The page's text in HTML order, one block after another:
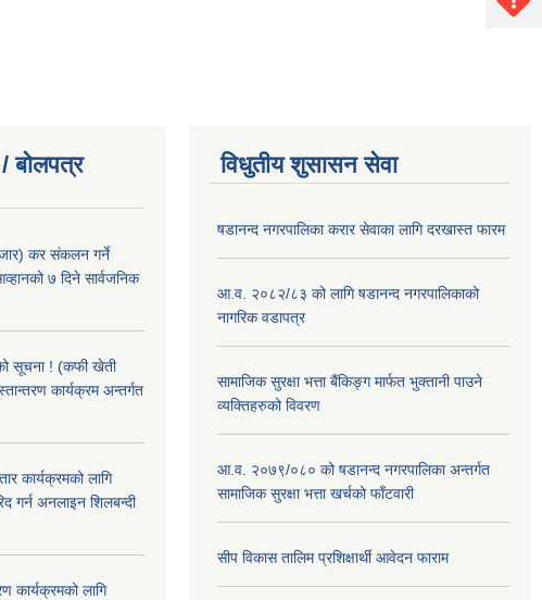
बोलपत्र
कर संकलन गर्ने
७ दिने सार्वजनिक
सूचना ! (कफी खेती
कार्यक्रम अन्तर्गत
कार्यक्रमको लागि
गर्न अनलाइन शिलबन्दी
कार्यक्रमको लागि
विधुतीय शुसासन सेवा
षडानन्द नगरपालिका करार सेवाका लागि दरखास्त फारम
आ.व. २०८२/८३ को लागि षडानन्द नगरपालिकाको
नागरिक वडापत्र
सामाजिक सुरक्षा भत्ता बैंकिङ्ग मार्फत भुक्तानी पाउने
व्यक्तिहरुको विवरण
आ.व. २०७९/०८० को षडानन्द नगरपालिका अन्तर्गत
सामाजिक सुरक्षा भत्ता खर्चको फाँटवारी
सीप विकास तालिम प्रशिक्षार्थी आवेदन फाराम